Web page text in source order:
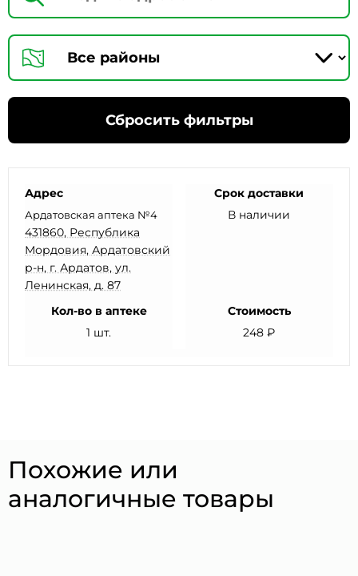
Сбросить фильтры
Адрес
Ардатовская аптека №4
431860, Республика
Мордовия, Ардатовский
р-н, г. Ардатов, ул.
Ленинская, д. 87
Срок доставки
В наличии
Кол-во в аптеке
1 шт.
Стоимость
248 ₽
Похожие или
аналогичные товары